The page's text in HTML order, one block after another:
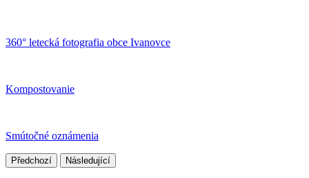
360° letecká fotografia obce Ivanovce
Kompostovanie
Smútočné oznámenia
Předchozí Následující